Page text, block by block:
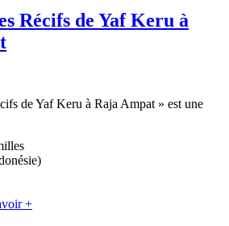
Récifs de Yaf Keru à
de Yaf Keru à Raja Ampat » est une
+